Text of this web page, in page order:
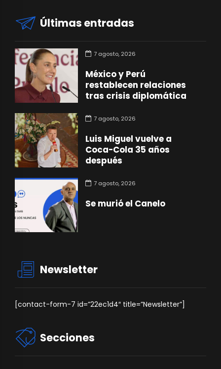
Últimas entradas
7 agosto, 2026
México y Perú
restablecen relaciones
tras crisis diplomática
7 agosto, 2026
Luis Miguel vuelve a
Coca-Cola 35 años
después
7 agosto, 2026
Se murió el Canelo
Newsletter
[contact-form-7 id=”22ec1d4″ title=”Newsletter”]
Secciones